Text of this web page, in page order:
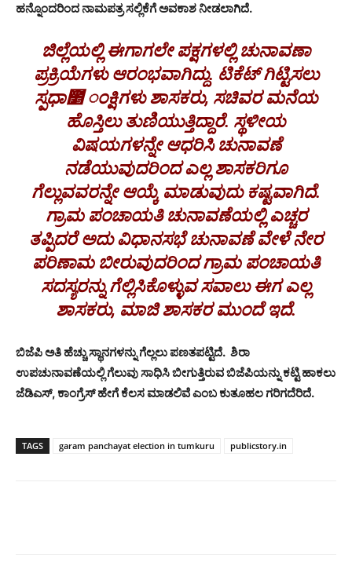
ಹನ್ನೊಂದರಿಂದ ನಾಮಪತ್ರ ಸಲ್ಲಿಕೆಗೆ ಅವಕಾಶ ನೀಡಲಾಗಿದೆ.
ಜಿಲ್ಲೆಯಲ್ಲಿ ಈಗಾಗಲೇ ಪಕ್ಷಗಳಲ್ಲಿ ಚುನಾವಣಾ
ಪ್ರಕ್ರಿಯೆಗಳು ಆರಂಭವಾಗಿದ್ದು. ಟಿಕೆಟ್ ಗಿಟ್ಟಿಸಲು
ಸ್ಪಧಾ೵ ಂಕ್ಷಿಗಳು ಶಾಸಕರು, ಸಚಿವರ ಮನೆಯ
ಹೊಸ್ತಿಲು ತುಣಿಯುತ್ತಿದ್ದಾರೆ. ಸ್ಥಳೀಯ
ವಿಷಯಗಳನ್ನೇ ಆಧರಿಸಿ ಚುನಾವಣೆ
ನಡೆಯುವುದರಿಂದ ಎಲ್ಲ ಶಾಸಕರಿಗೂ
ಗೆಲ್ಲುವವರನ್ನೇ ಆಯ್ಕೆ ಮಾಡುವುದು ಕಷ್ಟವಾಗಿದೆ.
ಗ್ರಾಮ ಪಂಚಾಯತಿ ಚುನಾವಣೆಯಲ್ಲಿ ಎಚ್ಚರ
ತಪ್ಪಿದರೆ ಅದು ವಿಧಾನಸಭೆ ಚುನಾವಣೆ ವೇಳೆ ನೇರ
ಪರಿಣಾಮ ಬೀರುವುದರಿಂದ ಗ್ರಾಮ ಪಂಚಾಯತಿ
ಸದಸ್ಯರನ್ನು ಗೆಲ್ಲಿಸಿಕೊಳ್ಳುವ ಸವಾಲು ಈಗ ಎಲ್ಲ
ಶಾಸಕರು, ಮಾಜಿ ಶಾಸಕರ ಮುಂದೆ ಇದೆ.
ಬಿಜೆಪಿ ಅತಿ ಹೆಚ್ಚು ಸ್ಥಾನಗಳನ್ನು ಗೆಲ್ಲಲು ಪಣತಪಟ್ಟಿದೆ. ಶಿರಾ
ಉಪಚುನಾವಣೆಯಲ್ಲಿ ಗೆಲುವು ಸಾಧಿಸಿ ಬೀಗುತ್ತಿರುವ ಬಿಜೆಪಿಯನ್ನು ಕಟ್ಟಿ ಹಾಕಲು
ಜೆಡಿಎಸ್, ಕಾಂಗ್ರೆಸ್ ಹೇಗೆ ಕೆಲಸ ಮಾಡಲಿವೆ ಎಂಬ ಕುತೂಹಲ ಗರಿಗದೆರಿದೆ.
TAGS garam panchayat election in tumkuru publicstory.in